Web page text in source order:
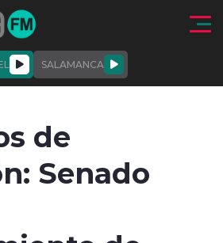
al contenido
SALAMANCA
de
Senado